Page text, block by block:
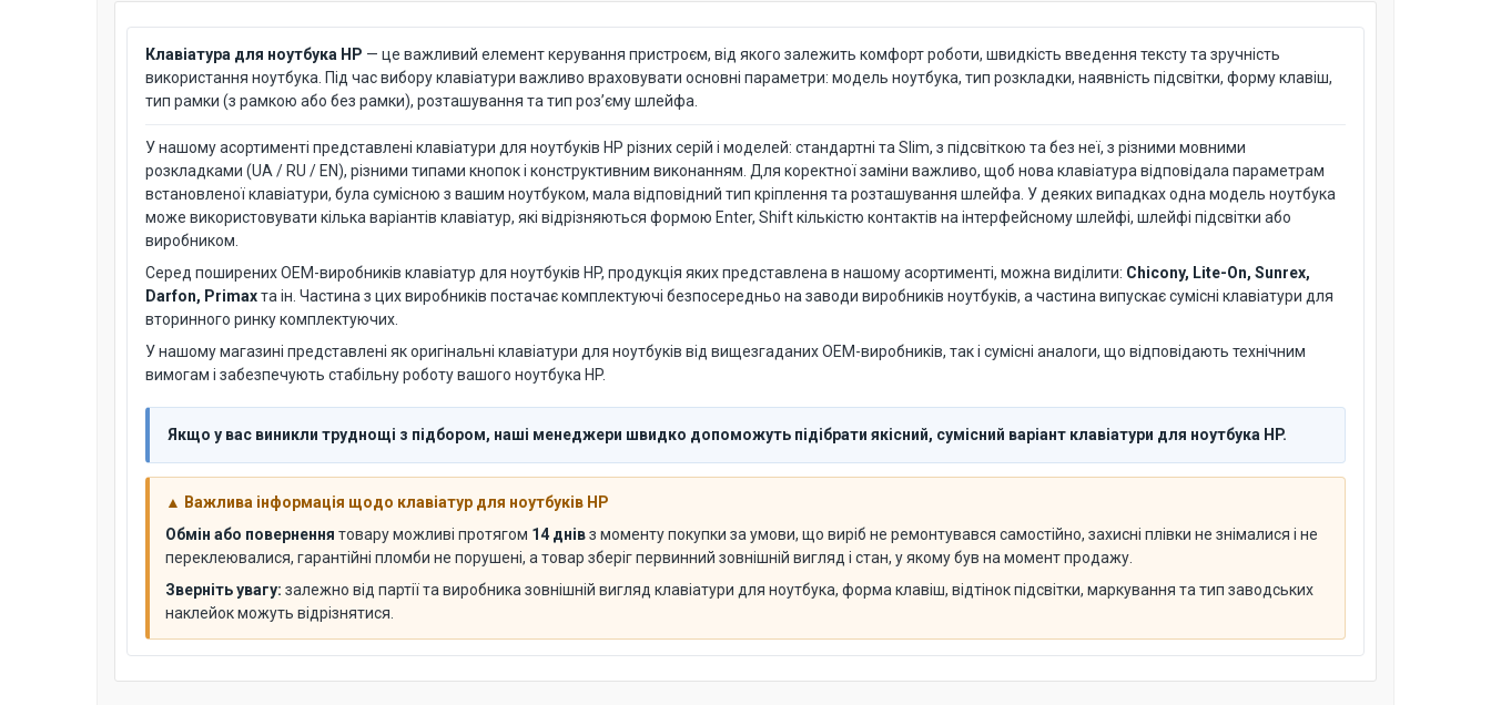
Клавіатура для ноутбука HP — це важливий елемент керування пристроєм, від якого залежить комфорт роботи, швидкість введення тексту та зручність
використання ноутбука. Під час вибору клавіатури важливо враховувати основні параметри: модель ноутбука, тип розкладки, наявність підсвітки, форму клавіш,
тип рамки (з рамкою або без рамки), розташування та тип роз’єму шлейфа.
У нашому асортименті представлені клавіатури для ноутбуків HP різних серій і моделей: стандартні та Slim, з підсвіткою та без неї, з різними мовними
розкладками (UA / RU / EN), різними типами кнопок і конструктивним виконанням. Для коректної заміни важливо, щоб нова клавіатура відповідала параметрам
встановленої клавіатури, була сумісною з вашим ноутбуком, мала відповідний тип кріплення та розташування шлейфа. У деяких випадках одна модель ноутбука
може використовувати кілька варіантів клавіатур, які відрізняються формою Enter, Shift кількістю контактів на інтерфейсному шлейфі, шлейфі підсвітки або
виробником.
Серед поширених OEM-виробників клавіатур для ноутбуків HP, продукція яких представлена в нашому асортименті, можна виділити: Chicony, Lite-On, Sunrex,
Darfon, Primaxта ін. Частина з цих виробників постачає комплектуючі безпосередньо на заводи виробників ноутбуків, а частина випускає сумісні клавіатури для
вторинного ринку комплектуючих.
У нашому магазині представлені як оригінальні клавіатури для ноутбуків від вищезгаданих OEM-виробників, так і сумісні аналоги, що відповідають технічним
вимогам і забезпечують стабільну роботу вашого ноутбука HP.
Якщо у вас виникли труднощі з підбором, наші менеджери швидко допоможуть підібрати якісний, сумісний варіант клавіатури для ноутбука HP.
▲ Важлива інформація щодо клавіатур для ноутбуків HP
Обмін або повернення товару можливі протягом 14 днівз моменту покупки за умови, що виріб не ремонтувався самостійно, захисні плівки не знімалися і не
переклеювалися, гарантійні пломби не порушені, а товар зберіг первинний зовнішній вигляд і стан, у якому був на момент продажу.
Зверніть увагу: залежно від партії та виробника зовнішній вигляд клавіатури для ноутбука, форма клавіш, відтінок підсвітки, маркування та тип заводських
наклейок можуть відрізнятися.